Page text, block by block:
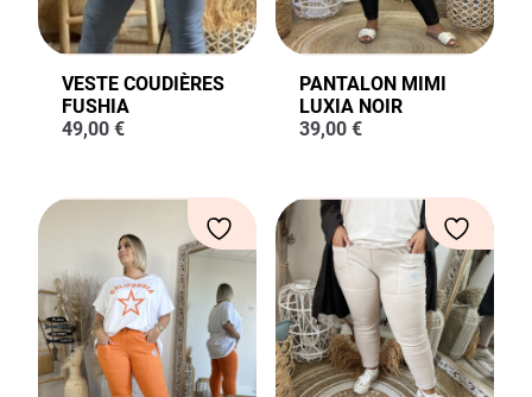
VESTE COUDIÈRES
FUSHIA
49,00 €
PANTALON MIMI
LUXIA NOIR
39,00 €